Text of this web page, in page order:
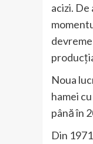
acizi.
Noua
hamei
până în
Din